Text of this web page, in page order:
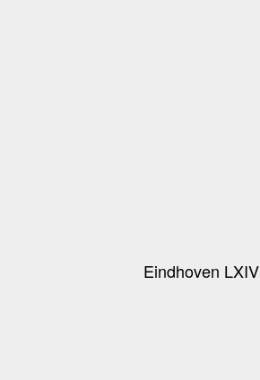
Eindhoven LXIV